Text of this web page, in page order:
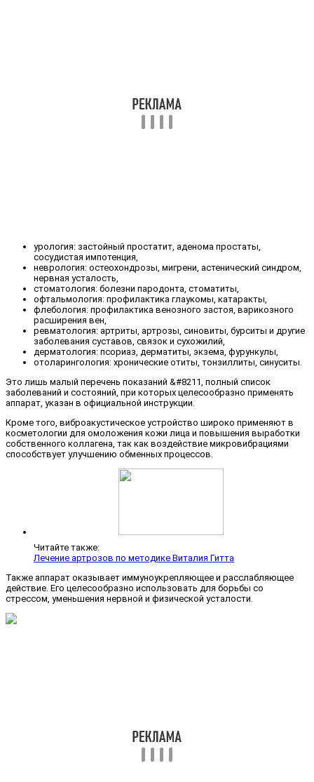
урология: застойный простатит, аденома простаты,
сосудистая импотенция,
неврология: остеохондрозы, мигрени, астенический синдром,
нервная усталость,
стоматология: болезни пародонта, стоматиты,
офтальмология: профилактика глаукомы, катаракты,
флебология: профилактика венозного застоя, варикозного
расширения вен,
ревматология: артриты, артрозы, синовиты, бурситы и другие
заболевания суставов, связок и сухожилий,
дерматология: псориаз, дерматиты, экзема, фурункулы,
отоларингология: хронические отиты, тонзиллиты, синуситы.
Это лишь малый перечень показаний &#8211, полный список
заболеваний и состояний, при которых целесообразно применять
аппарат, указан в официальной инструкции.
Кроме того, виброакустическое устройство широко применяют в
косметологии для омоложения кожи лица и повышения выработки
собственного коллагена, так как воздействие микровибрациями
способствует улучшению обменных процессов.
Читайте также:
Лечение артрозов по методике Виталия Гитта
Также аппарат оказывает иммуноукрепляющее и расслабляющее
действие. Его целесообразно использовать для борьбы со
стрессом, уменьшения нервной и физической усталости.